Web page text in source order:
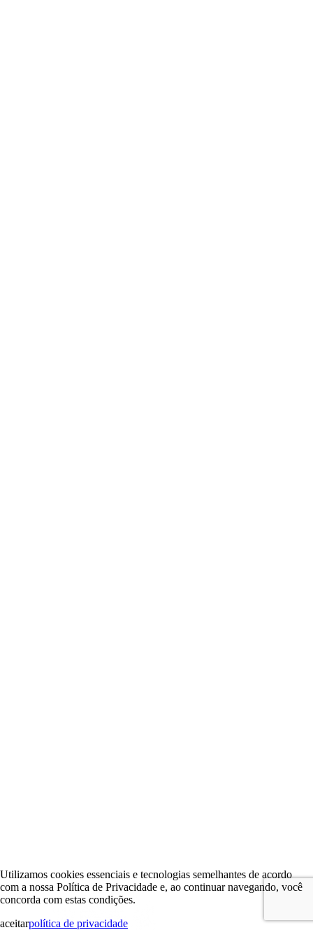
Utilizamos cookies essenciais e tecnologias semelhantes de acordo
com a nossa Política de Privacidade e, ao continuar navegando, você
concorda com estas condições.
aceitarpolítica de privacidade